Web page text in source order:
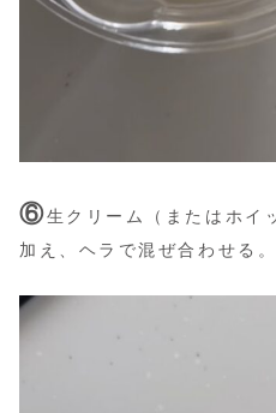
⑥生クリーム （またはホイ
加え、ヘラで混ぜ合わせる。